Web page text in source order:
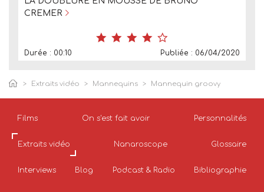
CREMER
Durée : 00:10 Publiée : 06/04/2020
Extraits vidéo Mannequins Mannequin groovy
Films On s'est fait avoir Personnalités
Extraits vidéo Nanaroscope Glossaire
Interviews Blog Podcast & Radio Bibliographie